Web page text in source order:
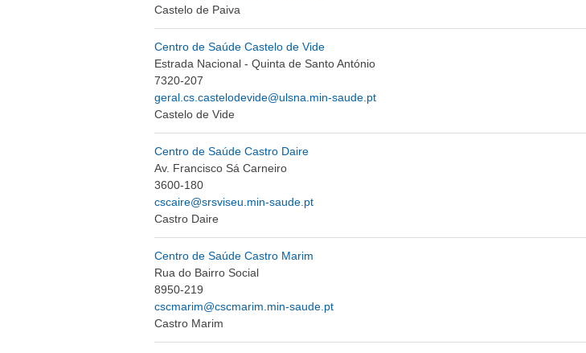
Castelo de Paiva
Centro de Saúde Castelo de Vide
Estrada Nacional - Quinta de Santo António
7320-207
geral.cs.castelodevide@ulsna.min-saude.pt
Castelo de Vide
Centro de Saúde Castro Daire
Av. Francisco Sá Carneiro
3600-180
cscaire@srsviseu.min-saude.pt
Castro Daire
Centro de Saúde Castro Marim
Rua do Bairro Social
8950-219
cscmarim@cscmarim.min-saude.pt
Castro Marim